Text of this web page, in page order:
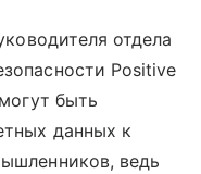
отдела
Positive
быть
данных к
ведь